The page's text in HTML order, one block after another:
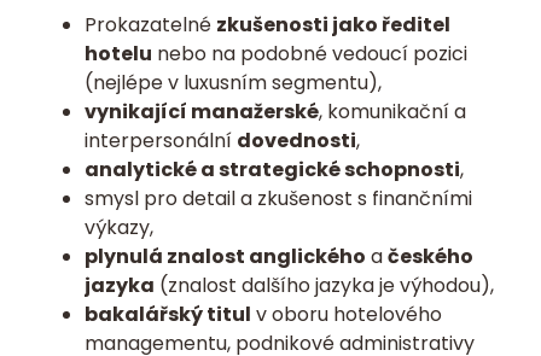
Prokazatelné zkušenosti jako ředitel
hotelu nebo na podobné vedoucí pozici
(nejlépe v luxusním segmentu),
vynikající manažerské, komunikační a
interpersonální dovednosti,
analytické a strategické schopnosti,
smysl pro detail a zkušenost s finančními
výkazy,
plynulá znalost anglického ačeského
jazyka (znalost dalšího jazyka je výhodou),
bakalářský titul v oboru hotelového
managementu, podnikové administrativy